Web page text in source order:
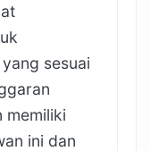
sesuai
memiliki
ini dan